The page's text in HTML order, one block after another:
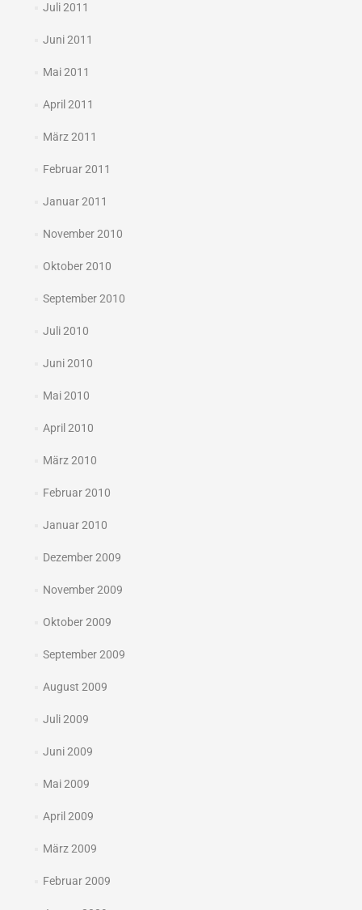
Juli 2011
Juni 2011
Mai 2011
April 2011
März 2011
Februar 2011
Januar 2011
November 2010
Oktober 2010
September 2010
Juli 2010
Juni 2010
Mai 2010
April 2010
März 2010
Februar 2010
Januar 2010
Dezember 2009
November 2009
Oktober 2009
September 2009
August 2009
Juli 2009
Juni 2009
Mai 2009
April 2009
März 2009
Februar 2009